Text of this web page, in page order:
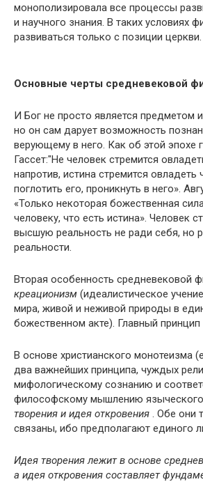
монополизировала все процессы
и научного знания. В таких условиях
развиваться только с позиции церкви.
Основные черты средневековой
И Бог не просто является предметом
но он сам дарует возможность
верующему в него. Как об этой эпохе
Гассет:"Не человек стремится
напротив, истина стремится овладеть
поглотить его, проникнуть в него».
«Только некоторая божественная
человеку, что есть истина». Человек
высшую реальность не ради себя, но
реальности.
Вторая особенность средневековой
креационизм (идеалистическое
мира, живой и неживой природы в
божественном акте). Главный принцип
В основе христианского монотеизма
два важнейших принципа, чуждых
мифологическому сознанию и
философскому мышлению
творения и идея откровения . Обе они
связаны, ибо предполагают единого
Идея творения лежит в основе
а идея откровения составляет